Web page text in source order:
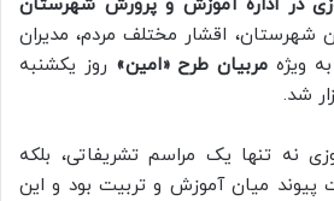
در اداره آموزش و پرورش شهرستان
شهرستان، اقشار مختلف مردم، مدیران
ویژه مربیان طرح «امین» روز یکشنبه
شد.
نه تنها یک مراسم تشریفاتی، بلکه
پیوند میان آموزش و تربیت بود و این